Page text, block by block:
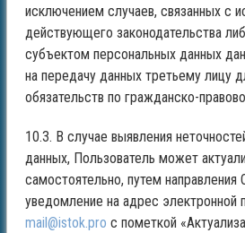
исключением случаев, связанных с
действующего законодательства
субъектом персональных данных
на передачу данных третьему лицу
обязательств по гражданско-
10.3. В случае выявления
данных, Пользователь может
самостоятельно, путем направления
уведомление на адрес электронной
mail@istok.pro с пометкой